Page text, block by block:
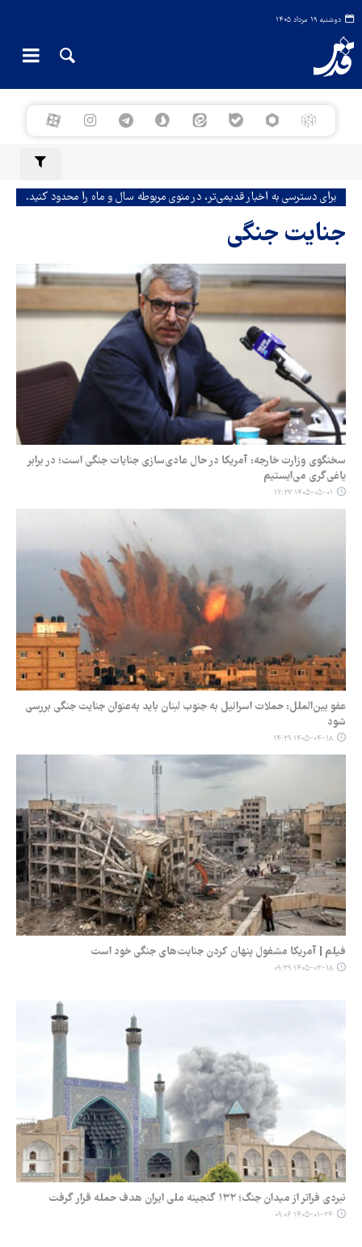
دوشنبه ۱۹ مرداد ۱۴۰۵
برای دسترسی به اخبار قدیمی‌تر، در منوی مربوطه سال و ماه را محدود کنید.
جنایت جنگی
سخنگوی وزارت خارجه: آمریکا در حال عادی‌سازی جنایات جنگی است؛ در برابر
یاغی‌گری می‌ایستیم
۱۴۰۵-۰۵-۰۱ ۱۲:۲۷
عفو بین‌الملل: حملات اسرائیل به جنوب لبنان باید به‌عنوان جنایت جنگی بررسی
شود
۱۴۰۵-۰۴-۱۸ ۱۴:۲۹
فیلم | آمریکا مشغول پنهان کردن جنایت‌های جنگی خود است
۱۴۰۵-۰۳-۱۸ ۰۹:۳۹
نبردی فراتر از میدان جنگ؛ ۱۳۲ گنجینه ملی ایران هدف حمله قرار گرفت
۱۴۰۵-۰۱-۲۴ ۰۹:۰۶